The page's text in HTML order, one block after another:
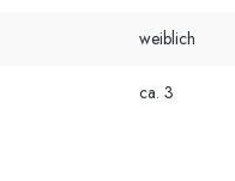
weiblich
ca. 3